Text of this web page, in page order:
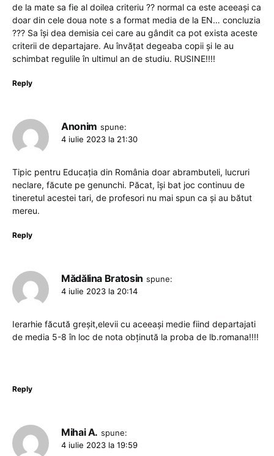
de la mate sa fie al doilea criteriu ?? normal ca este aceeași ca
doar din cele doua note s a format media de la EN… concluzia
??? Sa își dea demisia cei care au gândit ca pot exista aceste
criterii de departajare. Au învățat degeaba copii și le au
schimbat regulile în ultimul an de studiu. RUSINE!!!!
Reply
Anonim spune:
4 iulie 2023 la 21:30
Tipic pentru Educația din România doar abrambuteli, lucruri
neclare, făcute pe genunchi. Păcat, își bat joc continuu de
tineretul acestei tari, de profesori nu mai spun ca și au bătut
mereu.
Reply
Mădălina Bratosin spune:
4 iulie 2023 la 20:14
Ierarhie făcută greșit,elevii cu aceeași medie fiind departajati
de media 5-8 în loc de nota obținută la proba de lb.romana!!!!
Reply
Mihai A. spune:
4 iulie 2023 la 19:59